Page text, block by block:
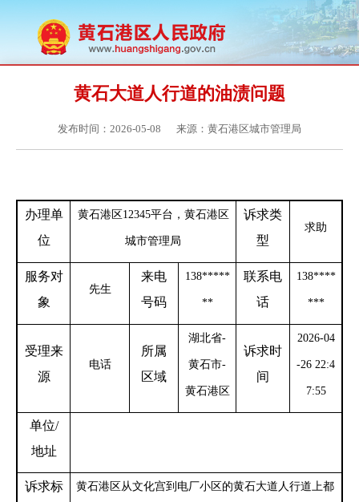
黄石大道人行道的油渍问题
发布时间：2026-05-08 来源：黄石港区城市管理局
办理单
位
黄石港区 12345平台，黄石港区
城市管理局
诉求类
型
求助
服务对
象
先生
来电
号码
138*****
**
联系电
话
138****
***
受理来
源
电话
所属
区域
湖北省-
黄石市-
黄石港区
诉求时
间
2026-04
-26 22:4
7:55
单位/
地址
诉求标
黄石港区从文化宫到电厂小区的黄石大道人行道上都